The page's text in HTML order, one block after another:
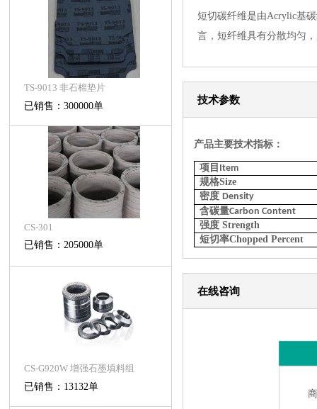
TS-9013 非石棉垫片
已销售：300000单
CS-301
已销售：205000单
CS-G920W 增强石墨填料组
已销售：13132单
短切碳纤维是由Acrylic基
言，短纤维具有分散均匀
技术参数
产品主要技术指标：
项目 Item
规格Size
密度Density
含碳量Carbon Content
强度Strength
短切率Chopped Percent
在线咨询